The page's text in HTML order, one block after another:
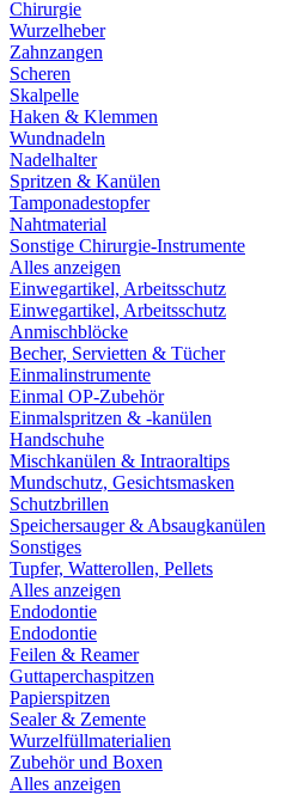
Chirurgie
Wurzelheber
Zahnzangen
Scheren
Skalpelle
Haken & Klemmen
Wundnadeln
Nadelhalter
Spritzen & Kanülen
Tamponadestopfer
Nahtmaterial
Sonstige Chirurgie-Instrumente
Alles anzeigen
Einwegartikel, Arbeitsschutz
Einwegartikel, Arbeitsschutz
Anmischblöcke
Becher, Servietten & Tücher
Einmalinstrumente
Einmal OP-Zubehör
Einmalspritzen & -kanülen
Handschuhe
Mischkanülen & Intraoraltips
Mundschutz, Gesichtsmasken
Schutzbrillen
Speichersauger & Absaugkanülen
Sonstiges
Tupfer, Watterollen, Pellets
Alles anzeigen
Endodontie
Endodontie
Feilen & Reamer
Guttaperchaspitzen
Papierspitzen
Sealer & Zemente
Wurzelfüllmaterialien
Zubehör und Boxen
Alles anzeigen